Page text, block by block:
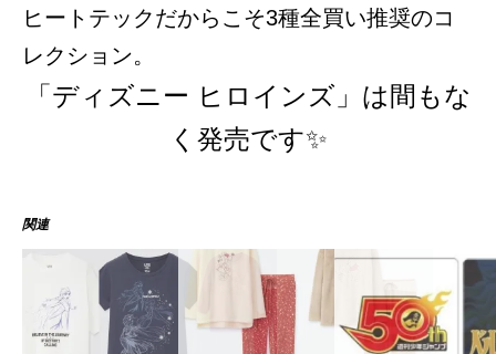
ヒートテックだからこそ3種全買い推奨のコ
レクション。
「ディズニー ヒロインズ」は間もな
く発売です✨
関連